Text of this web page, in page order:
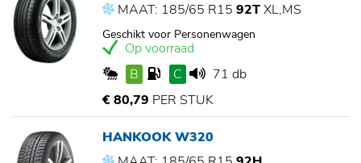
MAAT: 185/65 R15 92TXL,MS
Geschikt voor Personenwagen
Op voorraad
B
C
71 db
€ 80,79 PER STUK
HANKOOK W320